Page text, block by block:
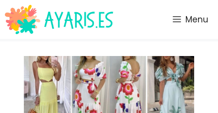
Saltar
al
contenido
Menu